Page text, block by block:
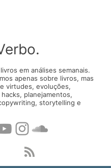
em análises semanais.
apenas sobre livros, mas
virtudes, evoluções,
planejamentos,
storytelling e